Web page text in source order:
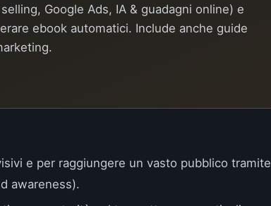
Google Ads, IA & guadagni online) e
ebook automatici. Include anche guide
e per raggiungere un vasto pubblico tramite
awareness).